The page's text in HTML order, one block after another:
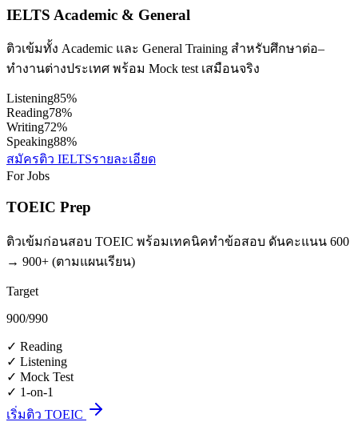
IELTS Academic & General
ติวเข้มทั้ง Academic และ General Training สำหรับศึกษาต่อ–
ทำงานต่างประเทศ พร้อม Mock test เสมือนจริง
Listening85%
Reading78%
Writing72%
Speaking88%
สมัครติว IELTSรายละเอียด
For Jobs
TOEIC Prep
ติวเข้มก่อนสอบ TOEIC พร้อมเทคนิคทำข้อสอบ ดันคะแนน 600
→ 900+ (ตามแผนเรียน)
Target
900/990
✓ Reading
✓ Listening
✓ Mock Test
✓ 1-on-1
เริ่มติว TOEIC